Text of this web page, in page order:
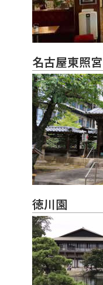
名古屋東照宮
徳川園